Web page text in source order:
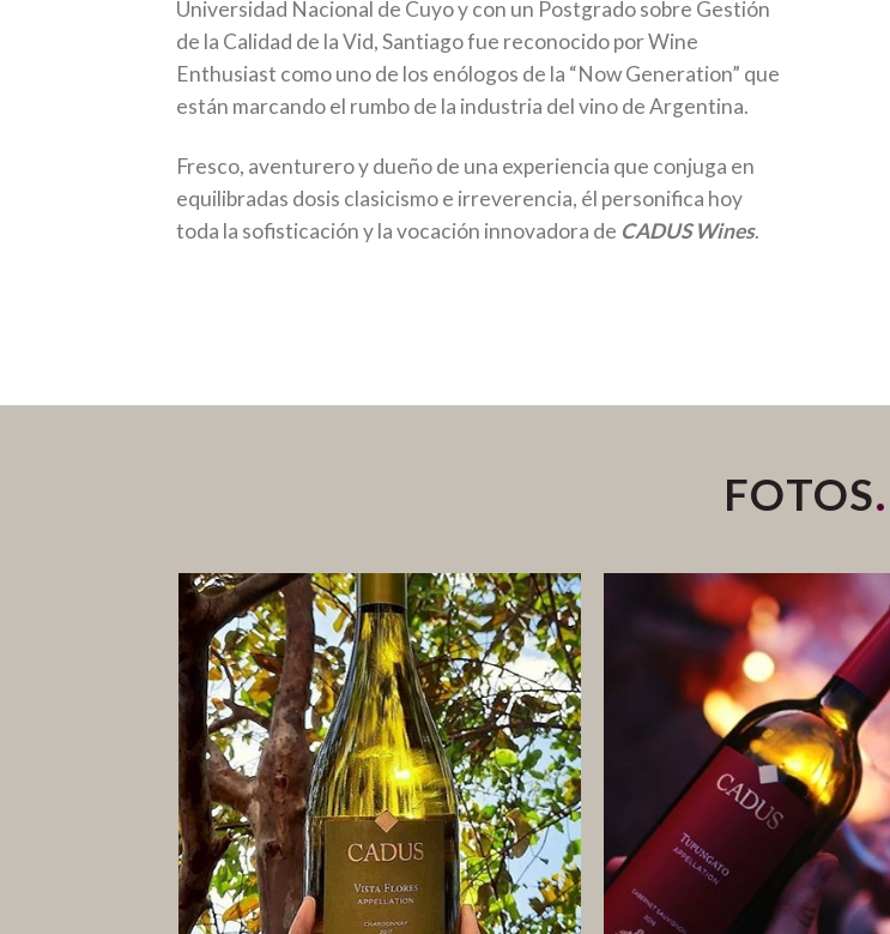
Universidad Nacional de Cuyo y con un Postgrado sobre Gestión
de la Calidad de la Vid, Santiago fue reconocido por Wine
Enthusiast como uno de los enólogos de la “Now Generation” que
están marcando el rumbo de la industria del vino de Argentina.
Fresco, aventurero y dueño de una experiencia que conjuga en
equilibradas dosis clasicismo e irreverencia, él personifica hoy
toda la sofisticación y la vocación innovadora de CADUS Wines.
FOTOS.